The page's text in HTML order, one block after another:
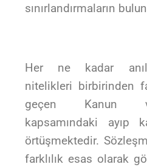
sınırlandırmaların
Her ne kadar
nitelikleri birbirinden
geçen Kanun
kapsamındaki ayıp
örtüşmektedir.
farklılık esas olarak